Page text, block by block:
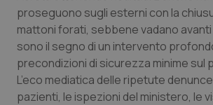
proseguono sugli esterni con la
mattoni forati, sebbene vadano
sono il segno di un intervento
precondizioni di sicurezza minime sul
L’eco mediatica delle ripetute
pazienti, le ispezioni del ministero, le
navigazione sulle pagine e l'accesso alle
protette del sito. Il sito web non è in
funzionare correttamente senza questi
Nome
VISITOR_PRIVACY_METADATA